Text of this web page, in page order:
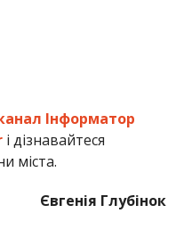
Інформатор
і дізнавайтеся
міста.
Євгенія Глубінок